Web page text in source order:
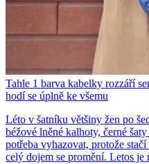
Tahle 1 barva kabelky rozzáří
hodí se úplně ke všemu
Léto v šatníku většiny žen po
béžové lněné kalhoty, černé
potřeba vyhazovat, protože
celý dojem se promění. Letos je